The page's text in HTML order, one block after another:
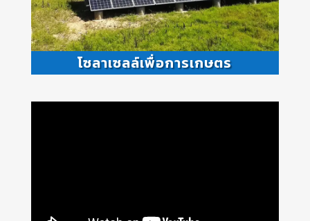
โซลาเซลล์เพื่อการเกษตร